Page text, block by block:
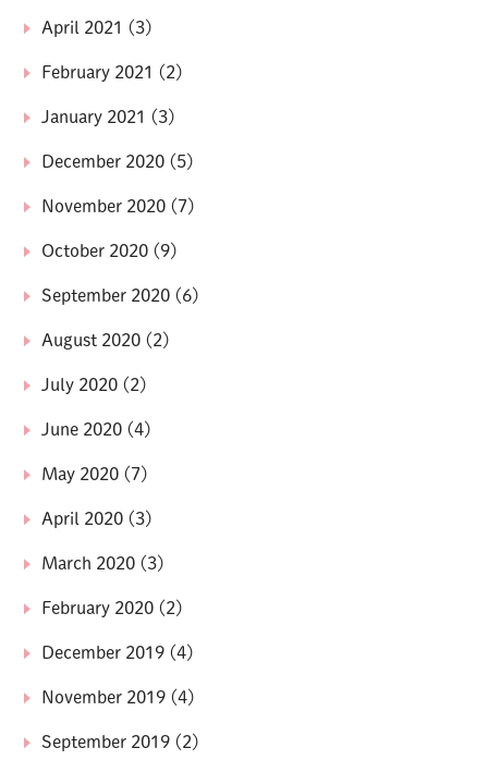
April 2021 (3)
February 2021 (2)
January 2021 (3)
December 2020 (5)
November 2020 (7)
October 2020 (9)
September 2020 (6)
August 2020 (2)
July 2020 (2)
June 2020 (4)
May 2020 (7)
April 2020 (3)
March 2020 (3)
February 2020 (2)
December 2019 (4)
November 2019 (4)
September 2019 (2)